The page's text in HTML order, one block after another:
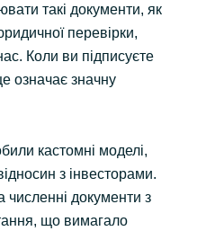
такі документи, як
перевірки,
Коли ви підписуєте
означає значну
кастомні моделі,
з інвесторами.
документи з
що вимагало